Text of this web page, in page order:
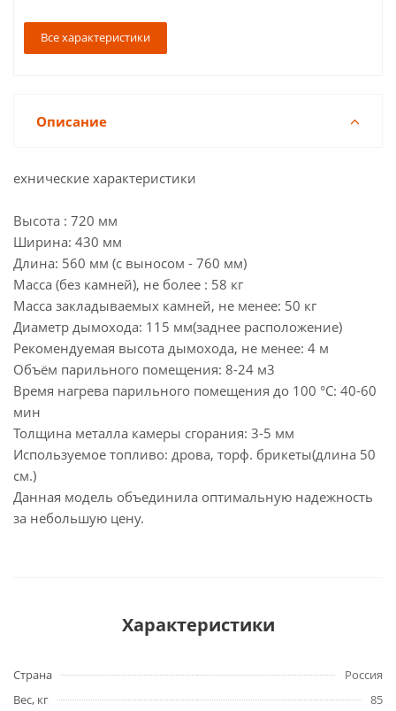
Все характеристики
Описание
ехнические характеристики
Высота : 720 мм
Ширина: 430 мм
Длина: 560 мм (с выносом - 760 мм)
Масса (без камней), не более : 58 кг
Масса закладываемых камней, не менее: 50 кг
Диаметр дымохода: 115 мм(заднее расположение)
Рекомендуемая высота дымохода, не менее: 4 м
Объём парильного помещения: 8-24 м3
Время нагрева парильного помещения до 100 °С: 40-60
мин
Толщина металла камеры сгорания: 3-5 мм
Используемое топливо: дрова, торф. брикеты(длина 50
см.)
Данная модель объединила оптимальную надежность
за небольшую цену.
Характеристики
Страна
Россия
Вес, кг
85